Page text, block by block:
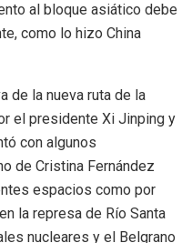
al bloque asiático debe
como lo hizo China
de la nueva ruta de la
el presidente Xi Jinping y
con algunos
de Cristina Fernández
espacios como por
la represa de Río Santa
nucleares y el Belgrano